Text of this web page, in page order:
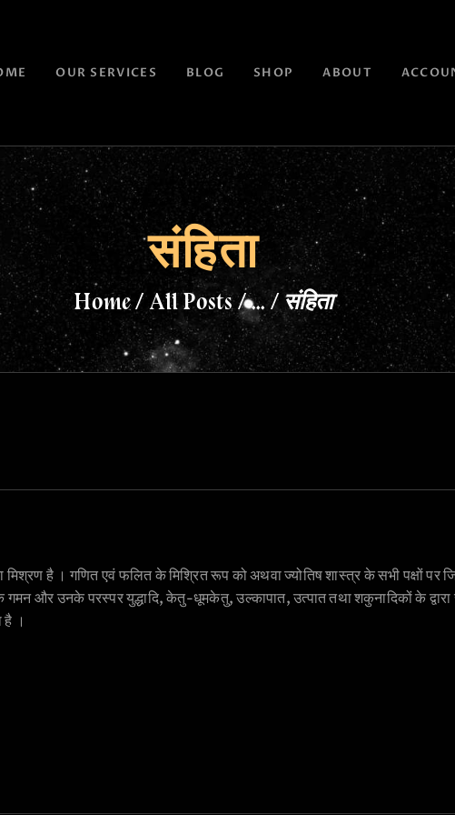
OUR SERVICES BLOG SHOP ABOUT
संहिता
Home All Posts ... संहिता
मिश्रण है । गणित एवं फलित के मिश्रित रूप को अथवा ज्योतिष शास्त्र के सभी पक्षों पर
और उनके परस्पर युद्धादि, केतु-धूमकेतु, उल्कापात, उत्पात तथा शकुनादिकों के
है ।